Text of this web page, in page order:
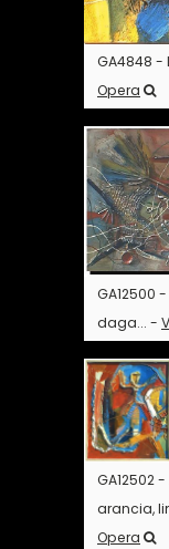
GA4848 -
Opera
GA12500
daga... -
GA12502
arancia,
Opera